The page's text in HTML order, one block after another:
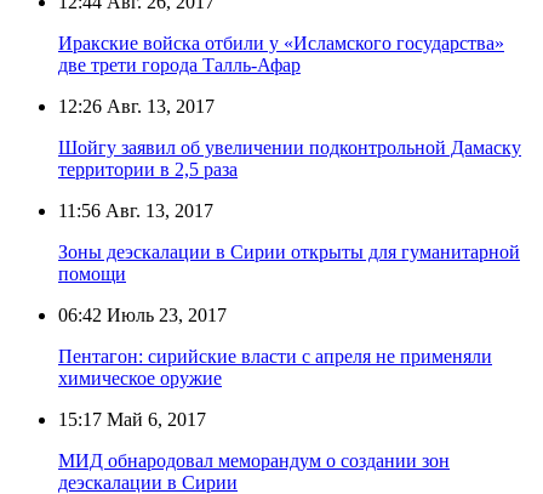
Иракские войска отбили у «Исламского государства»
две трети города Талль-Афар
12:26 Авг. 13, 2017
Шойгу заявил об увеличении подконтрольной Дамаску
территории в 2,5 раза
11:56 Авг. 13, 2017
Зоны деэскалации в Сирии открыты для гуманитарной
помощи
06:42 Июль 23, 2017
Пентагон: сирийские власти с апреля не применяли
химическое оружие
15:17 Май 6, 2017
МИД обнародовал меморандум о создании зон
деэскалации в Сирии